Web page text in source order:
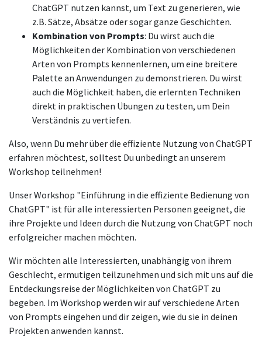
ChatGPT nutzen kannst, um Text zu generieren, wie
z.B. Sätze, Absätze oder sogar ganze Geschichten.
Kombination von Prompts: Du wirst auch die
Möglichkeiten der Kombination von verschiedenen
Arten von Prompts kennenlernen, um eine breitere
Palette an Anwendungen zu demonstrieren. Du wirst
auch die Möglichkeit haben, die erlernten Techniken
direkt in praktischen Übungen zu testen, um Dein
Verständnis zu vertiefen.
Also, wenn Du mehr über die effiziente Nutzung von ChatGPT
erfahren möchtest, solltest Du unbedingt an unserem
Workshop teilnehmen!
Unser Workshop "Einführung in die effiziente Bedienung von
ChatGPT" ist für alle interessierten Personen geeignet, die
ihre Projekte und Ideen durch die Nutzung von ChatGPT noch
erfolgreicher machen möchten.
Wir möchten alle Interessierten, unabhängig von ihrem
Geschlecht, ermutigen teilzunehmen und sich mit uns auf die
Entdeckungsreise der Möglichkeiten von ChatGPT zu
begeben. Im Workshop werden wir auf verschiedene Arten
von Prompts eingehen und dir zeigen, wie du sie in deinen
Projekten anwenden kannst.